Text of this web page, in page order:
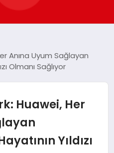
Anına Uyum Sağlayan
Olmanı Sağlıyor
Huawei, Her
Yıldızı